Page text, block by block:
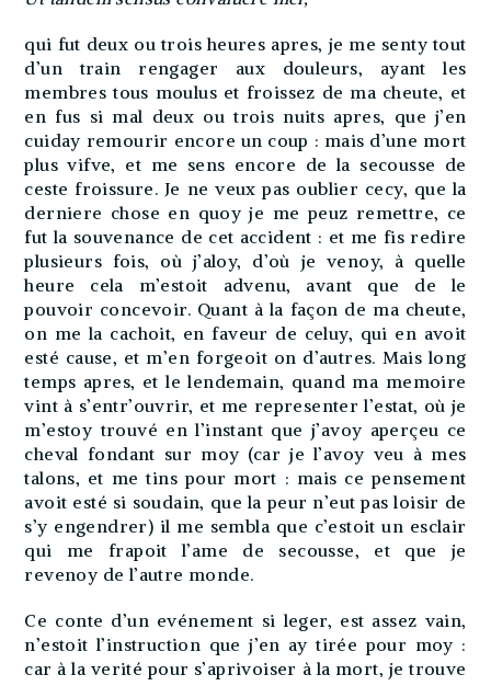
qui fut deux ou trois heures apres, je me senty tout
d’un train rengager aux douleurs, ayant les
membres tous moulus et froissez de ma cheute, et
en fus si mal deux ou trois nuits apres, que j’en
cuiday remourir encore un coup : mais d’une mort
plus vifve, et me sens encore de la secousse de
ceste froissure. Je ne veux pas oublier cecy, que la
derniere chose en quoy je me peuz remettre, ce
fut la souvenance de cet accident : et me fis redire
plusieurs fois, où j’aloy, d’où je venoy, à quelle
heure cela m’estoit advenu, avant que de le
pouvoir concevoir. Quant à la façon de ma cheute,
on me la cachoit, en faveur de celuy, qui en avoit
esté cause, et m’en forgeoit on d’autres. Mais long
temps apres, et le lendemain, quand ma memoire
vint à s’entr’ouvrir, et me representer l’estat, où je
m’estoy trouvé en l’instant que j’avoy aperçeu ce
cheval fondant sur moy (car je l’avoy veu à mes
talons, et me tins pour mort : mais ce pensement
avoit esté si soudain, que la peur n’eut pas loisir de
s’y engendrer) il me sembla que c’estoit un esclair
qui me frapoit l’ame de secousse, et que je
revenoy de l’autre monde.
Ce conte d’un evénement si leger, est assez vain,
n’estoit l’instruction que j’en ay tirée pour moy :
car à la verité pour s’aprivoiser à la mort, je trouve